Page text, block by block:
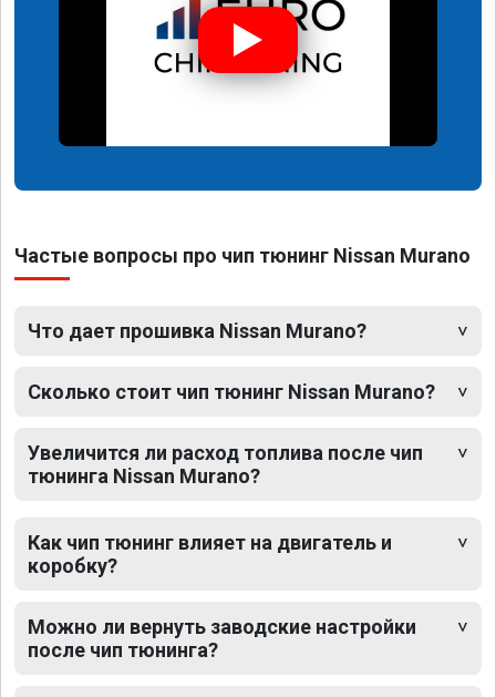
Частые вопросы про чип тюнинг Nissan Murano
Что дает прошивка Nissan Murano?
Сколько стоит чип тюнинг Nissan Murano?
Увеличится ли расход топлива после чип
тюнинга Nissan Murano?
Как чип тюнинг влияет на двигатель и
коробку?
Можно ли вернуть заводские настройки
после чип тюнинга?